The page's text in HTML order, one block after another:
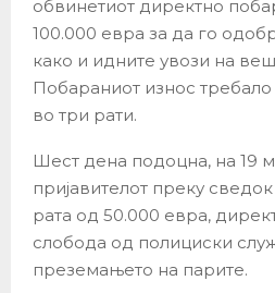
обвинетиот директно
100.000 евра за да го
како и идните увози на
Побараниот износ
во три рати.
Шест дена подоцна, на 19
пријавителот преку
рата од 50.000 евра,
слобода од полициски
преземањето на парите.